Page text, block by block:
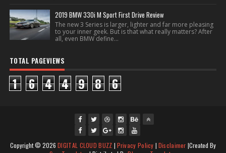
2019 BMW 330i M Sport First Drive Review
The new 3 Series is larger, lighter and far more pleasing
to your inner geek. But is that what really matters? After
all, even BMW define...
TOTAL PAGEVIEWS
1 6 4 4 9 8 6
fac twi
gpl ins
you
Copyright ©2026DIGITAL CLOUD BUZZ | Privacy Policy | Disclaimer |Created By